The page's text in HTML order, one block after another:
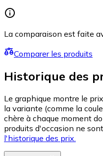
La comparaison est faite
Comparer les produits
Historique des
Le graphique montre le
la variante (comme la
chère à chaque moment
produits d'occasion ne
l'historique des prix.